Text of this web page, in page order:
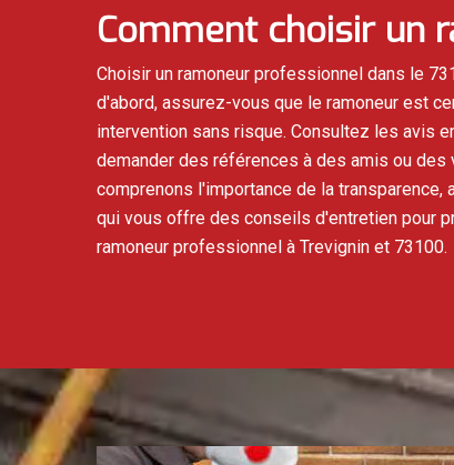
Comment choisir un
Choisir un ramoneur professionnel dans le
d'abord, assurez-vous que le ramoneur est
intervention sans risque. Consultez les avis
demander des références à des amis ou des
comprenons l'importance de la
qui vous offre des conseils d'entretien pour
ramoneur professionnel à Trevignin et 73100.